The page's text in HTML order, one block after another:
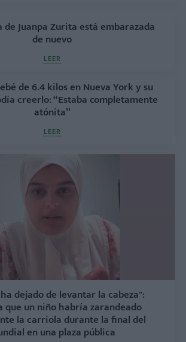
de Juanpa Zurita está embarazada
de nuevo
LEER
de 6.4 kilos en Nueva York y su
creerlo: “Estaba completamente
atónita”
LEER
dejado de levantar la cabeza":
que un niño habría zarandeado
la carriola durante la final del
en una plaza pública